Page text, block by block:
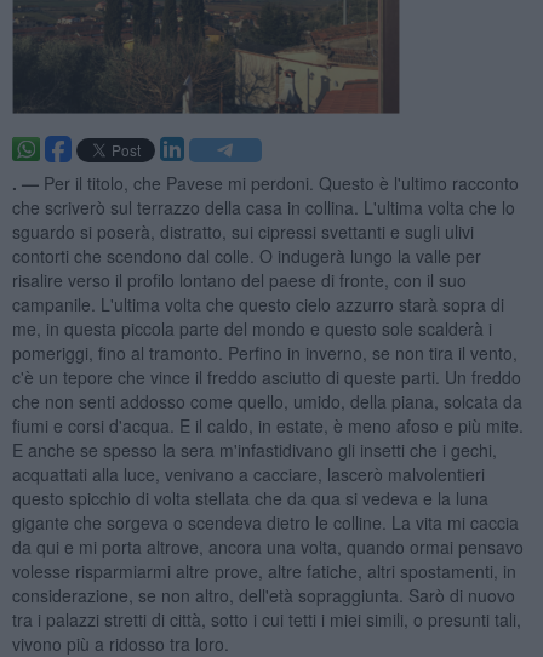
. — Per il titolo, che Pavese mi perdoni. Questo è l'ultimo racconto
che scriverò sul terrazzo della casa in collina. L'ultima volta che lo
sguardo si poserà, distratto, sui cipressi svettanti e sugli ulivi
contorti che scendono dal colle. O indugerà lungo la valle per
risalire verso il profilo lontano del paese di fronte, con il suo
campanile. L'ultima volta che questo cielo azzurro starà sopra di
me, in questa piccola parte del mondo e questo sole scalderà i
pomeriggi, fino al tramonto. Perfino in inverno, se non tira il vento,
c'è un tepore che vince il freddo asciutto di queste parti. Un freddo
che non senti addosso come quello, umido, della piana, solcata da
fiumi e corsi d'acqua. E il caldo, in estate, è meno afoso e più mite.
E anche se spesso la sera m'infastidivano gli insetti che i gechi,
acquattati alla luce, venivano a cacciare, lascerò malvolentieri
questo spicchio di volta stellata che da qua si vedeva e la luna
gigante che sorgeva o scendeva dietro le colline. La vita mi caccia
da qui e mi porta altrove, ancora una volta, quando ormai pensavo
volesse risparmiarmi altre prove, altre fatiche, altri spostamenti, in
considerazione, se non altro, dell'età sopraggiunta. Sarò di nuovo
tra i palazzi stretti di città, sotto i cui tetti i miei simili, o presunti tali,
vivono più a ridosso tra loro.